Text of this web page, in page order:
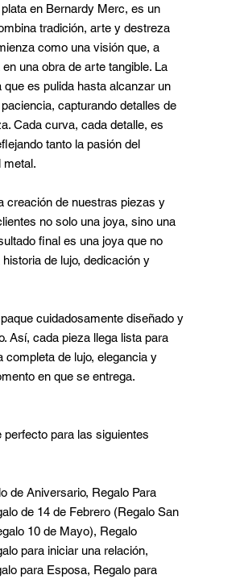
en Bernardy Merc, es un
tradición, arte y destreza
como una visión que, a
una obra de arte tangible. La
es pulida hasta alcanzar un
capturando detalles de
Cada curva, cada detalle, es
tanto la pasión del
metal.
creación de nuestras piezas y
no solo una joya, sino una
final es una joya que no
de lujo, dedicación y
cuidadosamente diseñado y
Así, cada pieza llega lista para
completa de lujo, elegancia y
en que se entrega.
para las siguientes
de Aniversario, Regalo Para
de 14 de Febrero (Regalo San
10 de Mayo), Regalo
para iniciar una relación,
para Esposa, Regalo para